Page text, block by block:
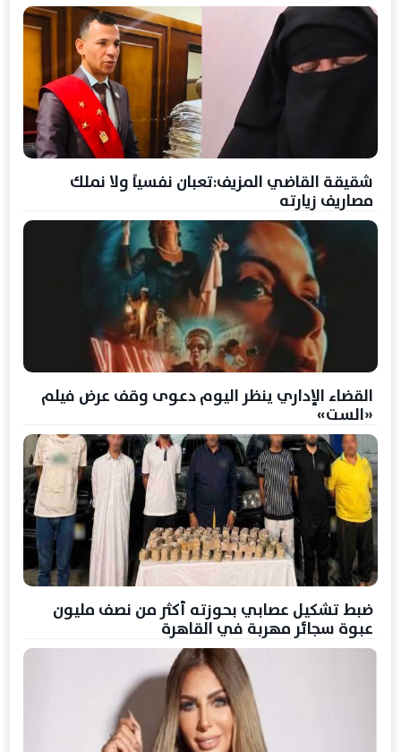
شقيقة القاضي المزيف:تعبان نفسياً ولا نملك
مصاريف زيارته
القضاء الإداري ينظر اليوم دعوى وقف عرض فيلم
«الست»
ضبط تشكيل عصابي بحوزته أكثر من نصف مليون
عبوة سجائر مهربة في القاهرة